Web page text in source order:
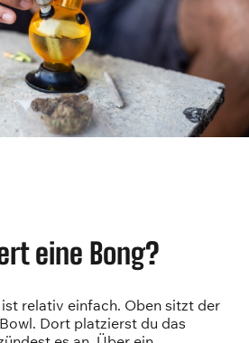
eine Bong?
relativ einfach. Oben sitzt der
Dort platzierst du das